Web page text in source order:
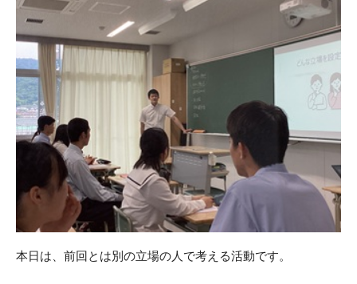
本日は、前回とは別の立場の人で考える活動です。